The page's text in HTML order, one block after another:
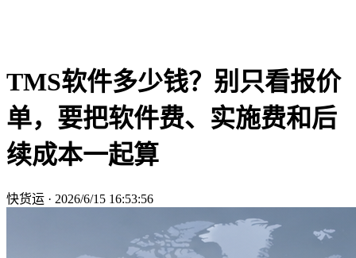
TMS软件多少钱？别只看报价
单，要把软件费、实施费和后
续成本一起算
快货运 · 2026/6/15 16:53:56